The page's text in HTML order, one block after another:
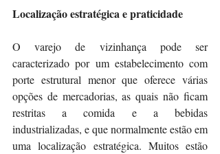
Localização estratégica e praticidade
O varejo de vizinhança pode ser
caracterizado por um estabelecimento com
porte estrutural menor que oferece várias
opções de mercadorias, as quais não ficam
restritas a comida e a bebidas
industrializadas, e que normalmente estão em
uma localização estratégica. Muitos estão